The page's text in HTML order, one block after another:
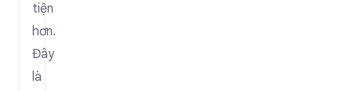
tiện
hơn.
Đây
là